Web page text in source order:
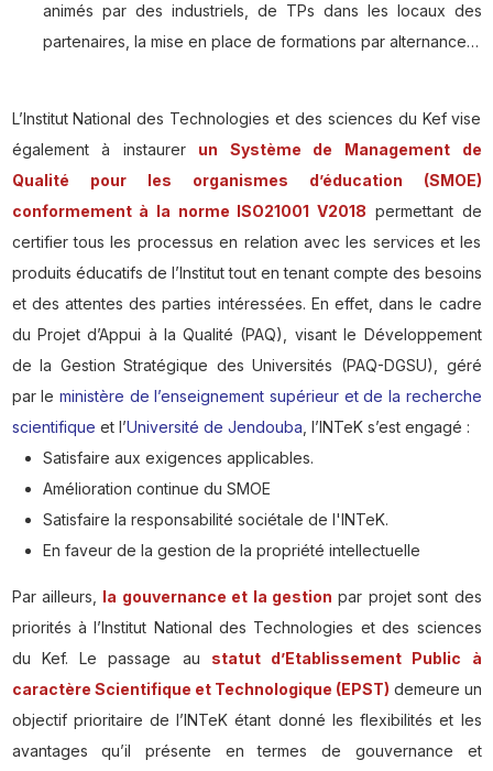
animés par des industriels, de TPs dans les locaux des
partenaires, la mise en place de formations par alternance…
L’Institut National des Technologies et des sciences du Kef vise
également à instaurer un Système de Management de
Qualité pour les organismes d’éducation (SMOE)
conformement à la norme ISO21001 V2018 permettant de
certifier tous les processus en relation avec les services et les
produits éducatifs de l’Institut tout en tenant compte des besoins
et des attentes des parties intéressées. En effet, dans le cadre
du Projet d’Appui à la Qualité (PAQ), visant le Développement
de la Gestion Stratégique des Universités (PAQ-DGSU), géré
par le ministère de l’enseignement supérieur et de la recherche
scientifique et l’Université de Jendouba , l’INTeK s’est engagé :
Satisfaire aux exigences applicables.
Amélioration continue du SMOE
Satisfaire la responsabilité sociétale de l'INTeK.
En faveur de la gestion de la propriété intellectuelle
Par ailleurs, la gouvernance et la gestion par projet sont des
priorités à l’Institut National des Technologies et des sciences
du Kef. Le passage au statut d’Etablissement Public à
caractère Scientifique et Technologique (EPST) demeure un
objectif prioritaire de l’INTeK étant donné les flexibilités et les
avantages qu’il présente en termes de gouvernance et